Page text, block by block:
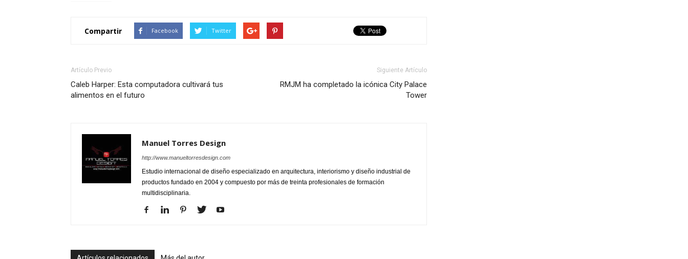
Compartir Facebook Twitter
Artículo Previo
Caleb Harper: Esta computadora cultivará tus
alimentos en el futuro
Siguiente Artículo
RMJM ha completado la icónica City Palace
Tower
Manuel Torres Design
http://www.manueltorresdesign.com
Estudio internacional de diseño especializado en arquitectura, interiorismo y diseño industrial de
productos fundado en 2004 y compuesto por más de treinta profesionales de formación
multidisciplinaria.